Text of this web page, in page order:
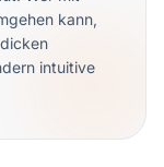
kann,
intuitive